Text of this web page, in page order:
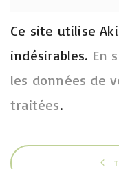
Ce site utilise
indésirables. En
les données de
traitées.